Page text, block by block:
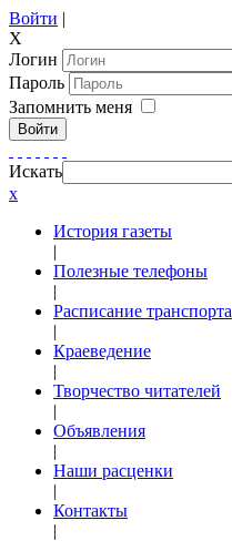
Войти |
X
Логин
Пароль
Запомнить меня
Войти
Искать
x
История газеты
|
Полезные телефоны
|
Расписание транспорта
|
Краеведение
|
Творчество читателей
|
Объявления
|
Наши расценки
|
Контакты
|